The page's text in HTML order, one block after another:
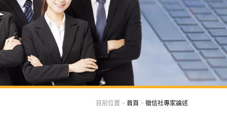
目前位置 > 首頁 > 徵信社專家論述